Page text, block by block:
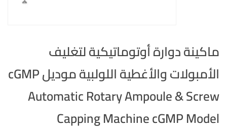
ماكينة دوارة أوتوماتيكية لتغليف
الأمبولات والأغطية اللولبية موديل cGMP
Automatic Rotary Ampoule & Screw
Capping Machine cGMP Model